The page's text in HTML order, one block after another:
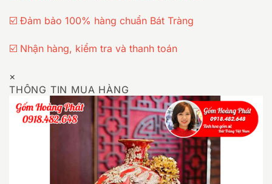
☑️ Đảm bảo 100% hàng chuẩn Bát Tràng
☑️ Nhận hàng, kiểm tra và thanh toán
×
THÔNG TIN MUA HÀNG